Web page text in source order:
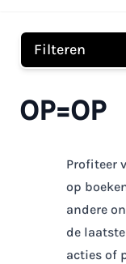
Filteren
OP=OP
Profiteer
op
andere
de
acties of